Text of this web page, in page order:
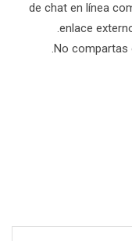
de chat en línea
enlace
No compartas